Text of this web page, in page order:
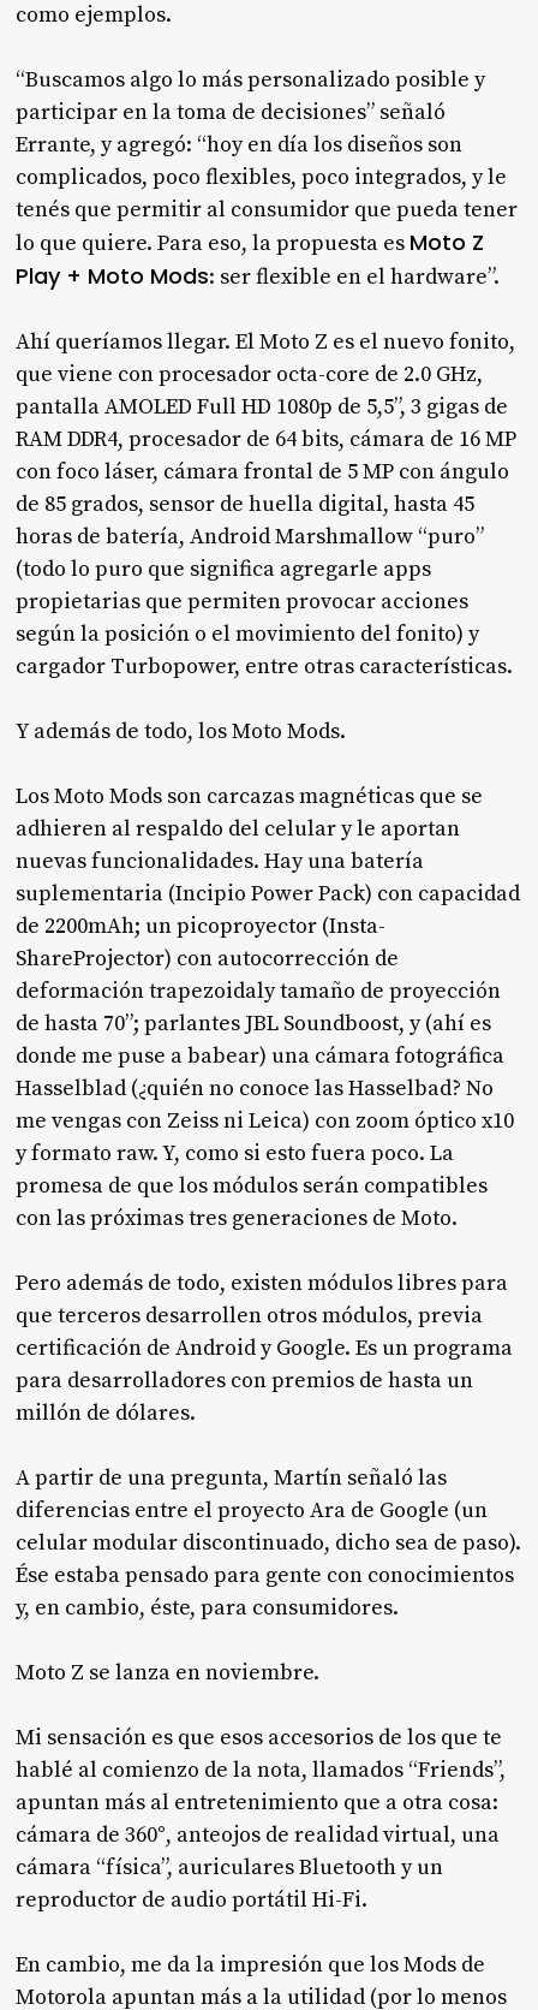
como ejemplos.
“Buscamos algo lo más personalizado posible y
participar en la toma de decisiones” señaló
Errante, y agregó: “hoy en día los diseños son
complicados, poco flexibles, poco integrados, y le
tenés que permitir al consumidor que pueda tener
lo que quiere. Para eso, la propuesta es Moto Z
Play + Moto Mods: ser flexible en el hardware”.
Ahí queríamos llegar. El Moto Z es el nuevo fonito,
que viene con procesador octa-core de 2.0 GHz,
pantalla AMOLED Full HD 1080p de 5,5”, 3 gigas de
RAM DDR4, procesador de 64 bits, cámara de 16 MP
con foco láser, cámara frontal de 5 MP con ángulo
de 85 grados, sensor de huella digital, hasta 45
horas de batería, Android Marshmallow “puro”
(todo lo puro que significa agregarle apps
propietarias que permiten provocar acciones
según la posición o el movimiento del fonito) y
cargador Turbopower, entre otras características.
Y además de todo, los Moto Mods.
Los Moto Mods son carcazas magnéticas que se
adhieren al respaldo del celular y le aportan
nuevas funcionalidades. Hay una batería
suplementaria (Incipio Power Pack) con capacidad
de 2200mAh; un picoproyector (Insta-
ShareProjector) con autocorrección de
deformación trapezoidaly tamaño de proyección
de hasta 70”; parlantes JBL Soundboost, y (ahí es
donde me puse a babear) una cámara fotográfica
Hasselblad (¿quién no conoce las Hasselbad? No
me vengas con Zeiss ni Leica) con zoom óptico x10
y formato raw. Y, como si esto fuera poco. La
promesa de que los módulos serán compatibles
con las próximas tres generaciones de Moto.
Pero además de todo, existen módulos libres para
que terceros desarrollen otros módulos, previa
certificación de Android y Google. Es un programa
para desarrolladores con premios de hasta un
millón de dólares.
A partir de una pregunta, Martín señaló las
diferencias entre el proyecto Ara de Google (un
celular modular discontinuado, dicho sea de paso).
Ése estaba pensado para gente con conocimientos
y, en cambio, éste, para consumidores.
Moto Z se lanza en noviembre.
Mi sensación es que esos accesorios de los que te
hablé al comienzo de la nota, llamados “Friends”,
apuntan más al entretenimiento que a otra cosa:
cámara de 360°, anteojos de realidad virtual, una
cámara “física”, auriculares Bluetooth y un
reproductor de audio portátil Hi-Fi.
En cambio, me da la impresión que los Mods de
Motorola apuntan más a la utilidad (por lo menos